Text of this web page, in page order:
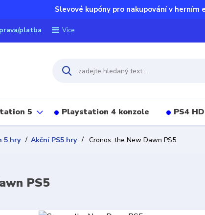
Slevové kupóny pro nakupování v
platba Více
5 Playstation 4 konzole PS4
5 hry Akční PS5 hry Cronos: the New Dawn PS5
PS5